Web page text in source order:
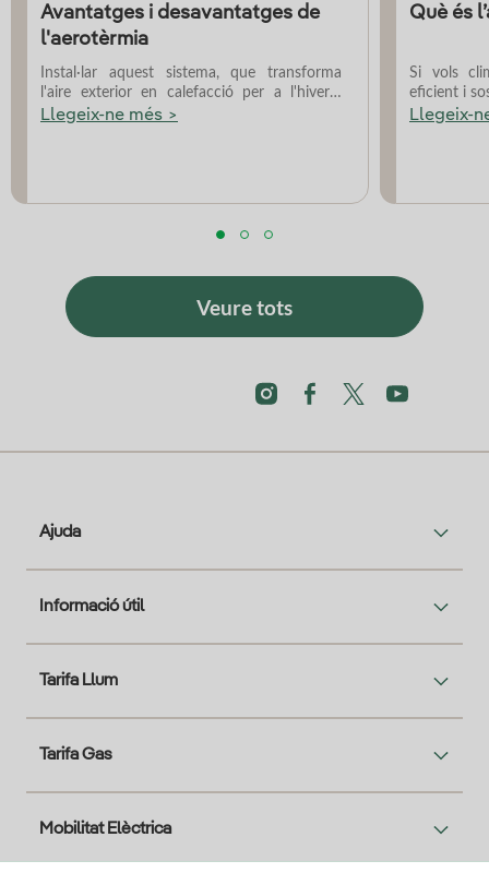
Avantatges i desavantatges de
l'aerotèrmia
Instal·lar aquest sistema, que transforma
l'aire exterior en calefacció per a l'hivern,
refrigeració per a l'estiu...
Llegeix-ne més >
Què és
Si vols
eficient i
Llegeix-
Veure tots
Ajuda
Informació útil
Tarifa Llum
Tarifa Gas
Mobilitat Elèctrica